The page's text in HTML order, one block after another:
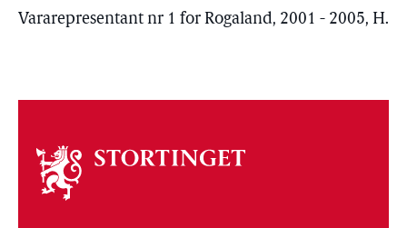
Vararepresentant nr 1 for Rogaland, 2001 - 2005, H.
Om
stortinget